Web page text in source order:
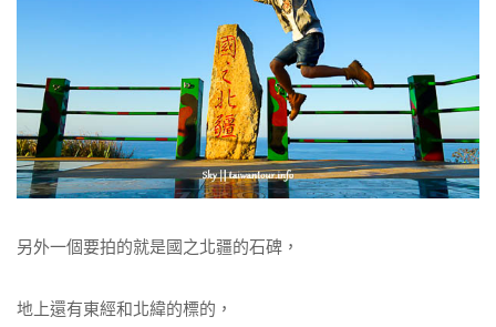
另外一個要拍的就是國之北疆的石碑，
地上還有東經和北緯的標的，